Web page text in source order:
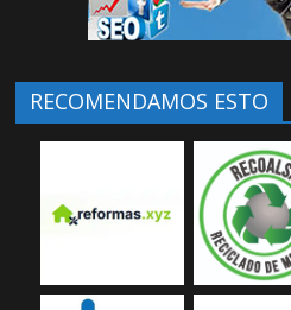
RECOMENDAMOS ESTO